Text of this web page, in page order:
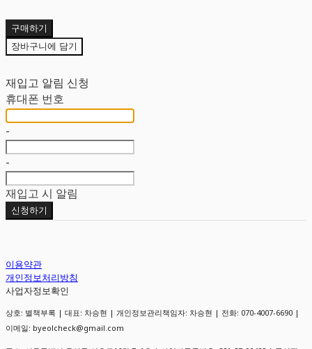
구매하기
장바구니에 담기
재입고 알림 신청
휴대폰 번호
-
-
재입고 시 알림
신청하기
이용약관
개인정보처리방침
사업자정보확인
상호: 별책부록 | 대표: 차승현 | 개인정보관리책임자: 차승현 | 전화: 070-4007-6690 |
이메일: byeolcheck@gmail.com